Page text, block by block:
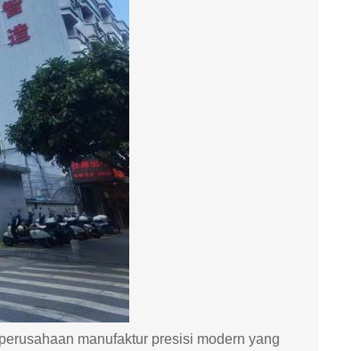
manufaktur presisi modern yang